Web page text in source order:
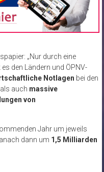
„Nur durch eine
es den Ländern und ÖPNV-
Notlagen bei den
als auch massive
von
Jahr um jeweils
dann um 1,5 Milliarden